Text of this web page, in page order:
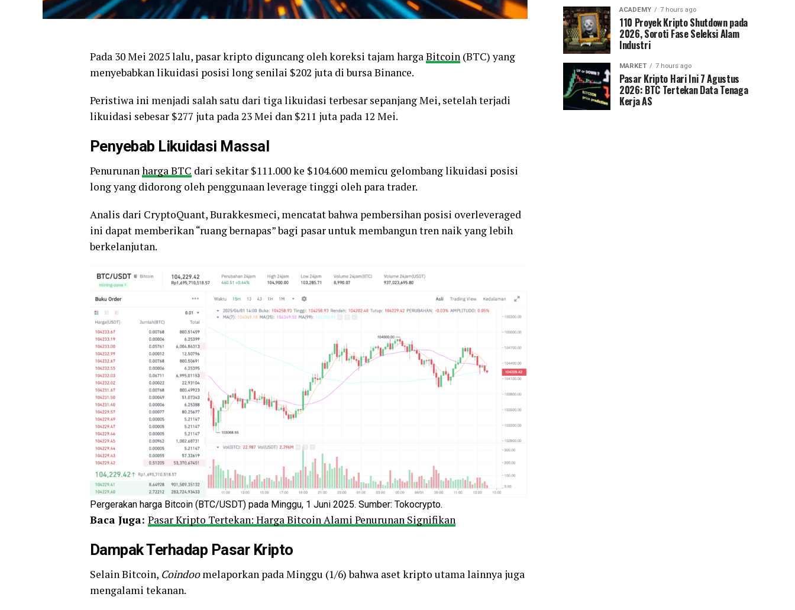
Pada 30 Mei 2025 lalu, pasar kripto diguncang oleh koreksi tajam hargaBitcoin (BTC) yang
menyebabkan likuidasi posisi long senilai $202 juta di bursa Binance.
Peristiwa ini menjadi salah satu dari tiga likuidasi terbesar sepanjang Mei, setelah terjadi
likuidasi sebesar $277 juta pada 23 Mei dan $211 juta pada 12 Mei.
Penyebab Likuidasi Massal
Penurunanharga BTC dari sekitar $111.000 ke $104.600 memicu gelombang likuidasi posisi
long yang didorong oleh penggunaan leverage tinggi oleh para trader.
Analis dari CryptoQuant, Burakkesmeci, mencatat bahwa pembersihan posisi overleveraged
ini dapat memberikan “ruang bernapas” bagi pasar untuk membangun tren naik yang lebih
berkelanjutan.
Pergerakan harga Bitcoin (BTC/USDT) pada Minggu, 1 Juni 2025. Sumber: Tokocrypto.
Baca Juga: Pasar Kripto Tertekan: Harga Bitcoin Alami Penurunan Signifikan
Dampak Terhadap Pasar Kripto
Selain Bitcoin, Coindoomelaporkan pada Minggu (1/6) bahwa aset kripto utama lainnya juga
mengalami tekanan.
ACADEMY 7 hours ago
110 Proyek Kripto Shutdown pada
2026, Soroti Fase Seleksi Alam
Industri
MARKET 7 hours ago
Pasar Kripto Hari Ini 7 Agustus
2026: BTC Tertekan Data Tenaga
Kerja AS